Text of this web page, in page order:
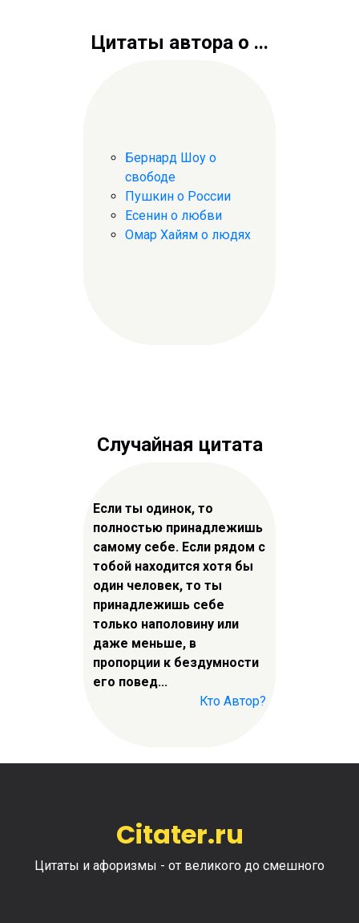
Цитаты автора о ...
Бернард Шоу о
свободе
Пушкин о России
Есенин о любви
Омар Хайям о людях
Случайная цитата
Если ты одинок, то
полностью принадлежишь
самому себе. Если рядом с
тобой находится хотя бы
один человек, то ты
принадлежишь себе
только наполовину или
даже меньше, в
пропорции к бездумности
его повед...
Кто Автор?
Citater.ru
Цитаты и афоризмы - от великого до смешного